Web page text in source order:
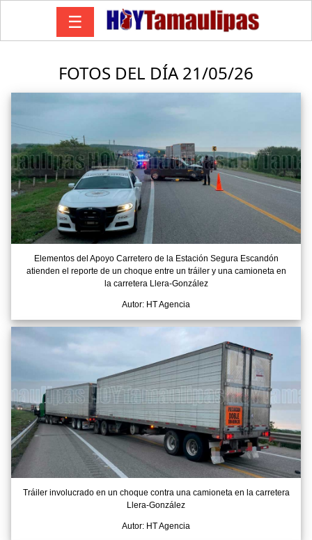
☰
FOTOS DEL DÍA 21/05/26
Elementos del Apoyo Carretero de la Estación Segura Escandón
atienden el reporte de un choque entre un tráiler y una camioneta en
la carretera Llera-González
Autor: HT Agencia
Tráiler involucrado en un choque contra una camioneta en la carretera
Llera-González
Autor: HT Agencia